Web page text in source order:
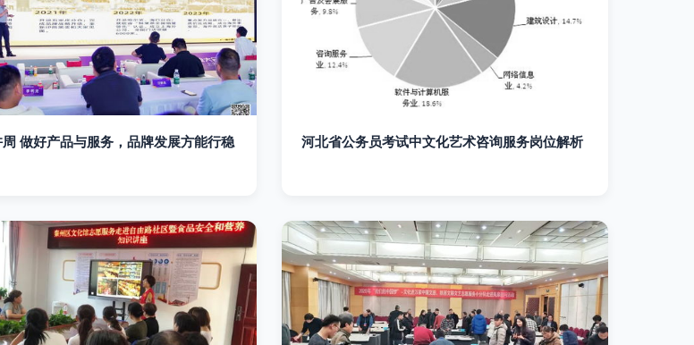
做好产品与服务，品牌发展方能行稳
河北省公务员考试中文化艺术咨询服务岗位解析